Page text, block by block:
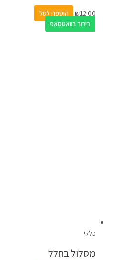
₪12.00
הוספה לסל
בירור בוואטסאפ
כללי
מסלול בחלל